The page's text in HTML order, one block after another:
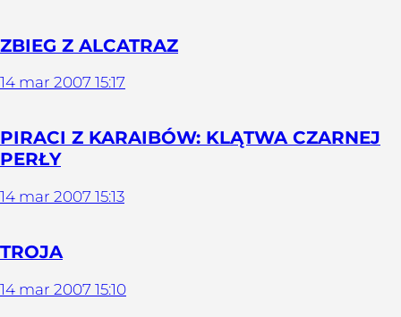
ZBIEG Z ALCATRAZ
14 mar 2007 15:17
PIRACI Z KARAIBÓW: KLĄTWA CZARNEJ
PERŁY
14 mar 2007 15:13
TROJA
14 mar 2007 15:10